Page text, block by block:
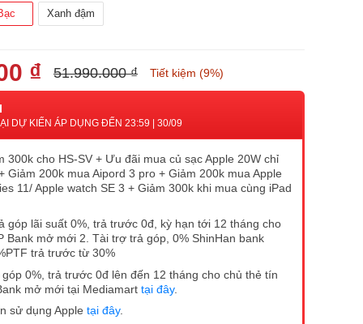
Xanh đậm
₫ 51.990.000 ₫ Tiết kiệm (9%)
DỰ KIẾN ÁP DỤNG ĐẾN 23:59 | 30/09
300k cho HS-SV + Ưu đãi mua củ sạc Apple 20W chỉ
Giảm 200k mua Aipord 3 pro + Giảm 200k mua Apple
11/ Apple watch SE 3 + Giảm 300k khi mua cùng iPad
góp lãi suất 0%, trả trước 0đ, kỳ hạn tới 12 tháng cho
Bank mở mới 2. Tài trợ trả góp, 0% ShinHan bank
trả trước từ 30%
0%, trả trước 0đ lên đến 12 tháng cho chủ thẻ tín
mở mới tại Mediamart tại đây.
sử dụng Apple tại đây.